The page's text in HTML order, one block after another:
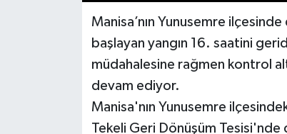
Manisa’nın Yunusemre
başlayan yangın 16. saatini
müdahalesine rağmen kontrol
devam ediyor.
Manisa'nın Yunusemre
Tekeli Geri Dönüşüm Tesisi'nde